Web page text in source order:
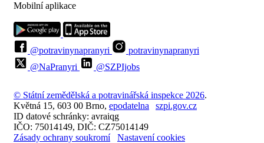
Mobilní aplikace
@potravinynapranyri
potravinynapranyri
@NaPranyri
@SZPIjobs
© Státní zemědělská a potravinářská inspekce 2026.
Květná 15, 603 00 Brno, epodatelna
szpi.gov.cz
ID datové schránky: avraiqg
IČO: 75014149, DIČ: CZ75014149
Zásady ochrany soukromí
Nastavení cookies